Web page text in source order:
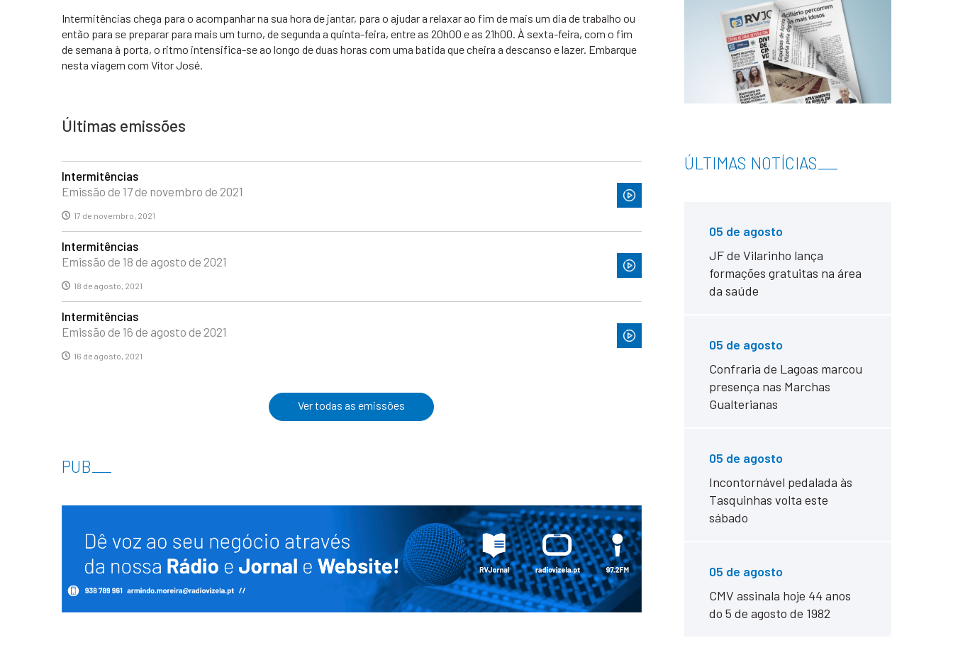
Intermitências chega para o acompanhar na sua hora de jantar, para o ajudar a relaxar ao fim de mais um dia de trabalho ou
então para se preparar para mais um turno, de segunda a quinta-feira, entre as 20h00 e as 21h00. À sexta-feira, com o fim
de semana à porta, o ritmo intensifica-se ao longo de duas horas com uma batida que cheira a descanso e lazer. Embarque
nesta viagem com Vítor José.
Últimas emissões
Intermitências
Emissão de 17 de novembro de 2021
17 de novembro, 2021
Intermitências
Emissão de 18 de agosto de 2021
18 de agosto, 2021
Intermitências
Emissão de 16 de agosto de 2021
16 de agosto, 2021
Ver todas as emissões
PUB
ÚLTIMAS NOTÍCIAS
05 de agosto
JF de Vilarinho lança
formações gratuitas na área
da saúde
05 de agosto
Confraria de Lagoas marcou
presença nas Marchas
Gualterianas
05 de agosto
Incontornável pedalada às
Tasquinhas volta este
sábado
05 de agosto
CMV assinala hoje 44 anos
do 5 de agosto de 1982